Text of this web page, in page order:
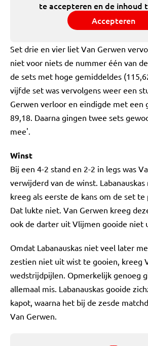
te accepteren en de inhoud
Accepteren
Set drie en vier liet Van Gerwen
niet voor niets de nummer één van
de sets met hoge gemiddeldes
vijfde set was vervolgens weer een
Gerwen verloor en eindigde met een
89,18. Daarna gingen twee sets
mee'.
Winst
Bij een 4-2 stand en 2-2 in legs was
verwijderd van de winst.
kreeg als eerste de kans om de set te
Dat lukte niet. Van Gerwen kreeg
ook de darter uit Vlijmen gooide niet
Omdat Labanauskas niet veel later
zestien niet uit wist te gooien, kreeg
wedstrijdpijlen. Opmerkelijk genoeg
allemaal mis. Labanauskas gooide
kapot, waarna het bij de zesde
Van Gerwen.